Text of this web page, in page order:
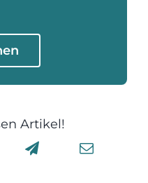
Artikel!